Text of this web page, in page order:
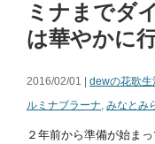
ミナまでダ
は華やかに
2016/02/01 | dewの花歌生
ルミナブラーナ, みなとみ
２年前から準備が始ま